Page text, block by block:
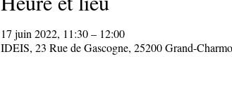
17 juin 2022, 11:30 – 12:00
IDEIS, 23 Rue de Gascogne, 25200 Grand-